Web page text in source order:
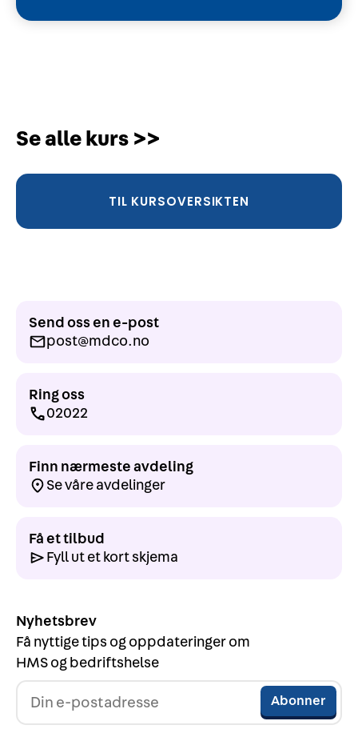
Se alle kurs >>
TIL KURSOVERSIKTEN
Send oss en e-post
post@mdco.no
Ring oss
02022
Finn nærmeste avdeling
Se våre avdelinger
Få et tilbud
Fyll ut et kort skjema
Nyhetsbrev
Få nyttige tips og oppdateringer om
HMS og bedriftshelse